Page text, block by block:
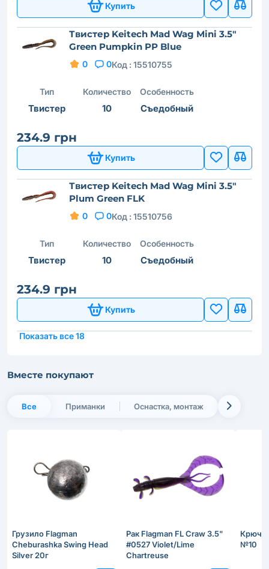
Купить
Твистер Keitech Mad Wag Mini 3.5"
Green Pumpkin PP Blue
0 0Код : 15510755
Тип
Твистер
Количество
10
Особенность
Съедобный
234.9 грн
Купить
Твистер Keitech Mad Wag Mini 3.5"
Plum Green FLK
0 0Код : 15510756
Тип
Твистер
Количество
10
Особенность
Съедобный
234.9 грн
Купить
Показать все 18
Вместе покупают
Все Приманки Оснастка, монтаж
Грузило Flagman
Cheburashka Swing Head
Silver 20г
Рак Flagman FL Craw 3.5"
#0527 Violet/Lime
Chartreuse
№10